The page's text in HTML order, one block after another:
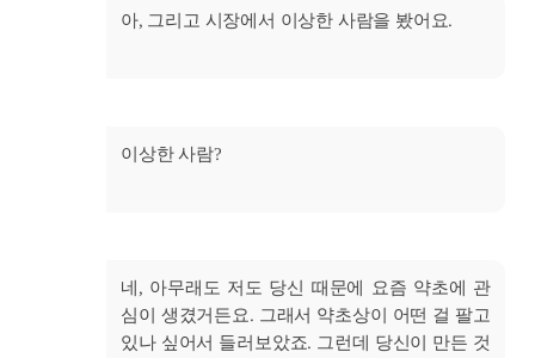
아, 그리고 시장에서 이상한 사람을 봤어요.
이상한 사람?
네, 아무래도 저도 당신 때문에 요즘 약초에 관
심이 생겼거든요. 그래서 약초상이 어떤 걸 팔고
있나 싶어서 들러보았죠. 그런데 당신이 만든 것